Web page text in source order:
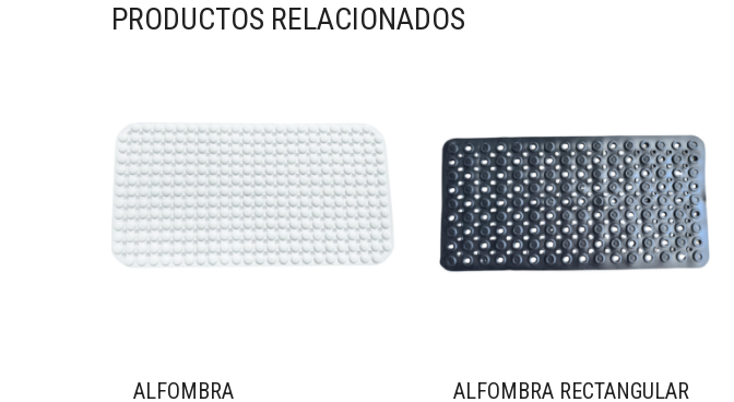
PRODUCTOS RELACIONADOS
ALFOMBRA
ALFOMBRA RECTANGULAR